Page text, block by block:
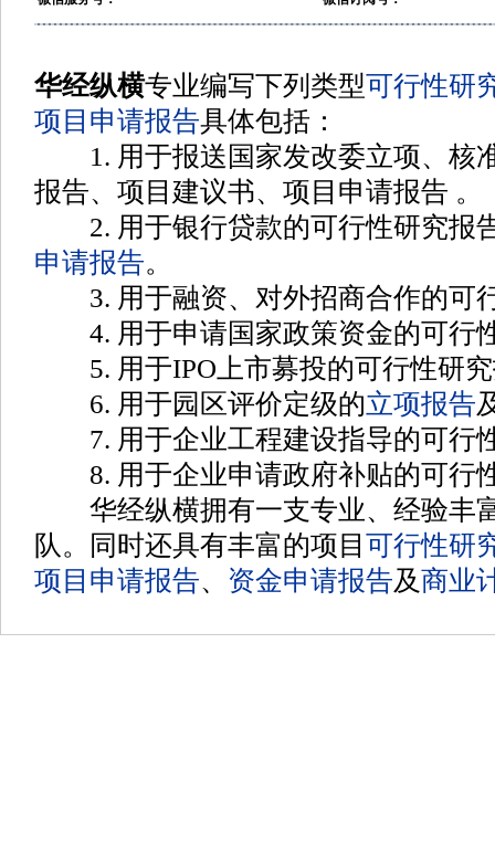
华经纵横专业编写下列类型可行性研
项目申请报告具体包括 ：
1. 用于报送国家发改委立项、核
报告、项目建议书、项目申请报告 。
2. 用于银行贷款的可行性研究报
申请报告。
3. 用于融资、对外招商合作的可
4. 用于申请国家政策资金的可行
5. 用于IPO上市募投的可行性研究
6. 用于园区评价定级的立项报告
7. 用于企业工程建设指导的可行
8. 用于企业申请政府补贴的可行
华经纵横拥有一支专业、经验丰
队。同时还具有丰富的项目 可行性研
项目申请报告、 资金申请报告及商业